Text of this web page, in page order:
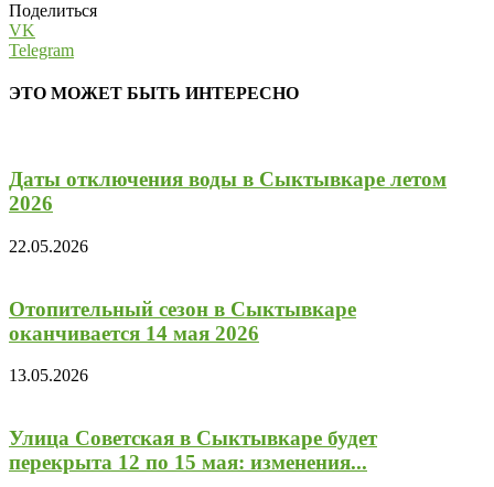
Поделиться
VK
Telegram
ЭТО МОЖЕТ БЫТЬ ИНТЕРЕСНО
Даты отключения воды в Сыктывкаре летом
2026
22.05.2026
Отопительный сезон в Сыктывкаре
оканчивается 14 мая 2026
13.05.2026
Улица Советская в Сыктывкаре будет
перекрыта 12 по 15 мая: изменения...